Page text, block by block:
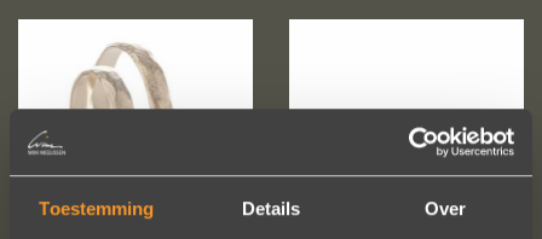
Toestemming Details Over